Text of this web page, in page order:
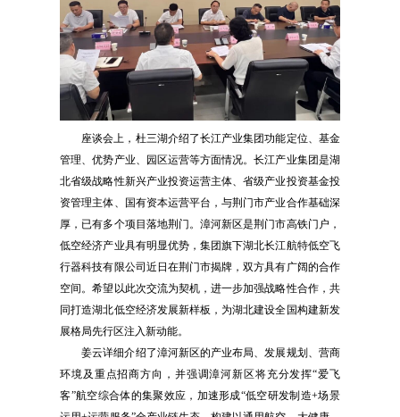
座谈会上，杜三湖介绍了长江产业集团功能定位、基金
管理、优势产业、园区运营等方面情况。长江产业集团是湖
北省级战略性新兴产业投资运营主体、省级产业投资基金投
资管理主体、国有资本运营平台，与荆门市产业合作基础深
厚，已有多个项目落地荆门。漳河新区是荆门市高铁门户，
低空经济产业具有明显优势，集团旗下湖北长江航特低空飞
行器科技有限公司近日在荆门市揭牌，双方具有广阔的合作
空间。希望以此次交流为契机，进一步加强战略性合作，共
同打造湖北低空经济发展新样板，为湖北建设全国构建新发
展格局先行区注入新动能。
姜云详细介绍了漳河新区的产业布局、发展规划、营商
环境及重点招商方向，并强调漳河新区将充分发挥“爱飞
客”航空综合体的集聚效应，加速形成“低空研发制造+场景